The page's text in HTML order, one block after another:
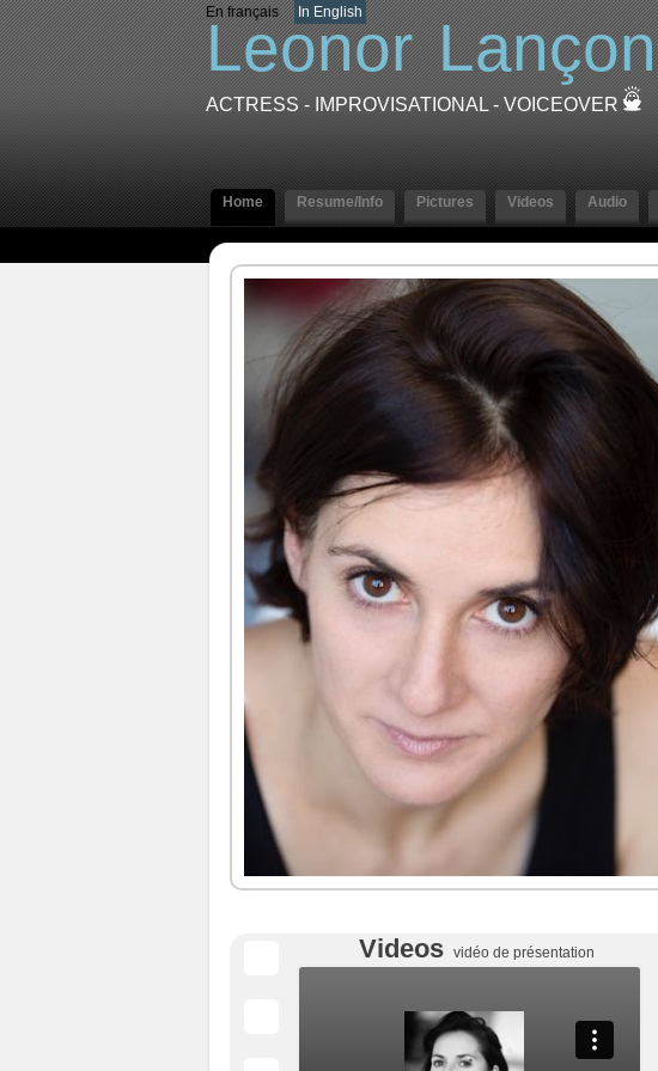
En français In English
Leonor Lançon
ACTRESS - IMPROVISATIONAL - VOICEOVER
Home Resume/Info Pictures Videos Audio
Videos vidéo de présentation